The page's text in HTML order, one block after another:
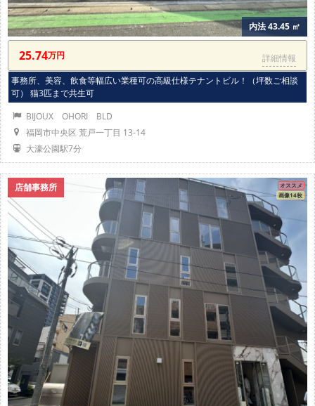
内法 43.45 ㎡
25.74万円
詳細情報
事務所、美容、飲食等幅広い業種可の高級仕様テナントビル！（坪数ご相談
可） 猫3匹まで共生可
BIJOUX OHORI BLD
福岡市中央区 荒戸一丁目 13-14
大濠公園駅7分
店舗事務所
オススメ
画像14枚